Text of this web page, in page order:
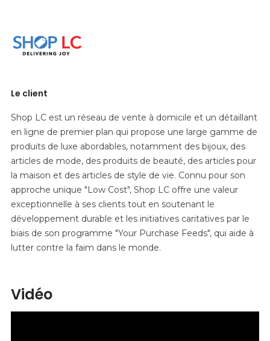
Le client
Shop LC est un réseau de vente à domicile et un détaillant
en ligne de premier plan qui propose une large gamme de
produits de luxe abordables, notamment des bijoux, des
articles de mode, des produits de beauté, des articles pour
la maison et des articles de style de vie. Connu pour son
approche unique "Low Cost", Shop LC offre une valeur
exceptionnelle à ses clients tout en soutenant le
développement durable et les initiatives caritatives par le
biais de son programme "Your Purchase Feeds", qui aide à
lutter contre la faim dans le monde.
Vidéo